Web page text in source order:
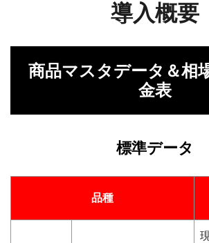
導入概要
商品マスタデータ＆相
金表
標準データ
品種